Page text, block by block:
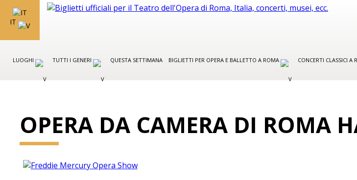
IT
LUOGHI TUTTI I GENERI QUESTA SETTIMANA BIGLIETTI PER OPERA E BALLETTO A ROMA CONCERTI CLASSICI A
OPERA DA CAMERA DI ROMA